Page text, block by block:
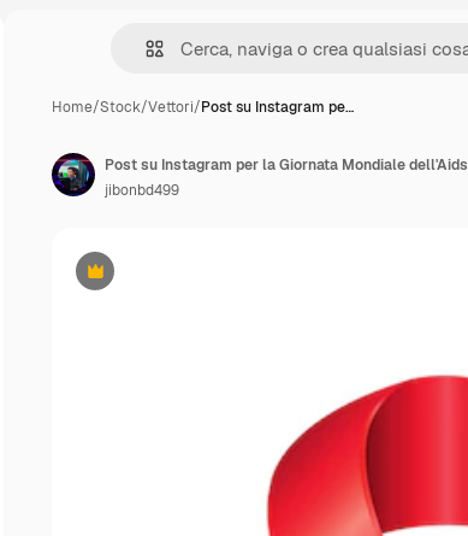
Home/Stock/Vettori/Post su Instagram pe…
Premium
Post su Instagram per la Giornata Mondiale dell'Aids
jibonbd499